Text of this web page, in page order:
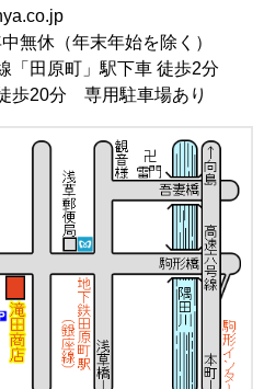
無休（年末年始を除く）
「田原町」駅下車 徒歩2分
歩20分 専用駐車場あり